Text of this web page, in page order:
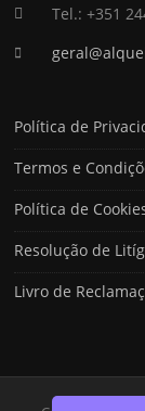
Tel.: +351
Política de
Termos e
Política de
Resolução de
Livro de